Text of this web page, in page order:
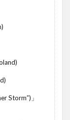
Storm”)」